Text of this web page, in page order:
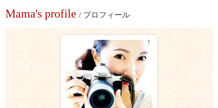
Mama's profile / プロフィール